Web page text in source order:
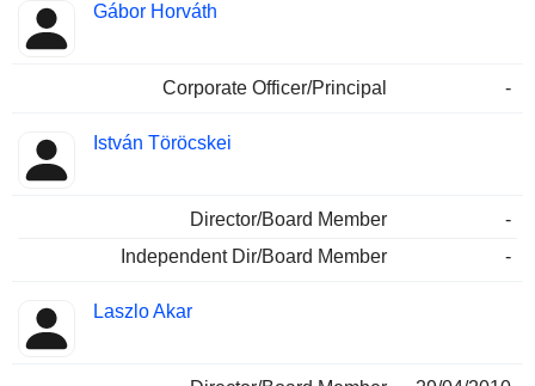
Gábor Horváth
Corporate Officer/Principal -
István Töröcskei
Director/Board Member
-
Independent Dir/Board Member
-
Laszlo Akar